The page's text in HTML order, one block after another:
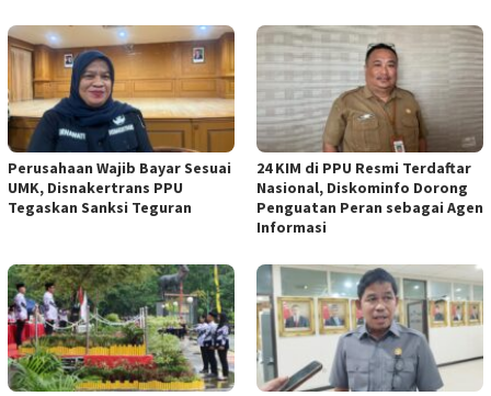
Perusahaan Wajib Bayar Sesuai
UMK, Disnakertrans PPU
Tegaskan Sanksi Teguran
24 KIM di PPU Resmi Terdaftar
Nasional, Diskominfo Dorong
Penguatan Peran sebagai Agen
Informasi